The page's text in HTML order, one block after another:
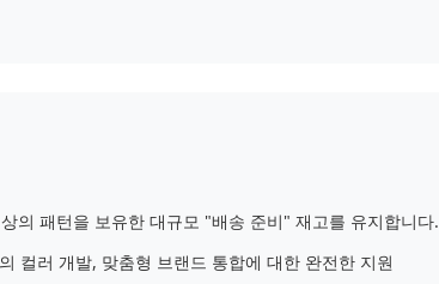
의 패턴을 보유한 대규모 "배송 준비" 재고를 유지합니다.
컬러 개발, 맞춤형 브랜드 통합에 대한 완전한 지원